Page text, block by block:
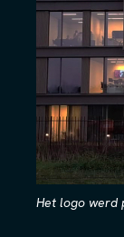
Het logo werd